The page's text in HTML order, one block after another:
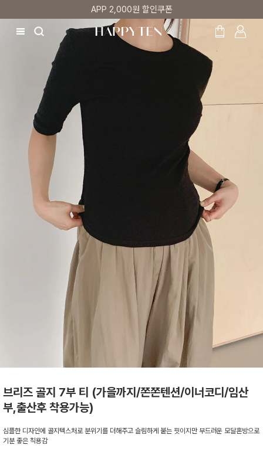
매주 리뷰어 최대 1만원 쿠폰
브리즈 골지 7부 티 (가을까지/쫀쫀텐션/이너코디/임산
부,출산후 착용가능)
심플한 디자인에 골지텍스처로 분위기를 더해주고 슬림하게 붙는 핏이지만 부드러운 모달혼방으로
기분 좋은 칙용감